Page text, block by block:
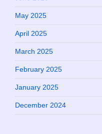
May 2025
April 2025
March 2025
February 2025
January 2025
December 2024